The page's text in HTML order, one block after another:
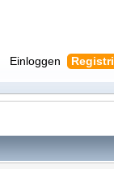
Einloggen